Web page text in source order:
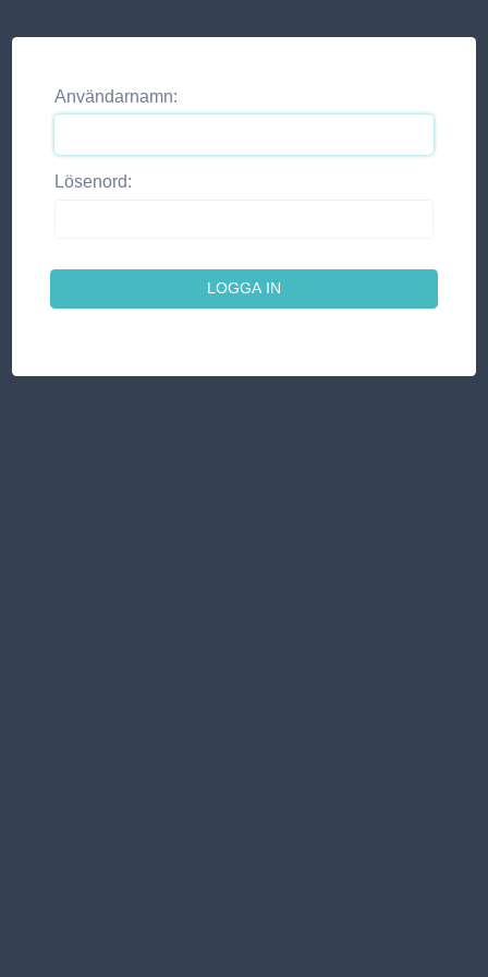
Användarnamn:
Lösenord: